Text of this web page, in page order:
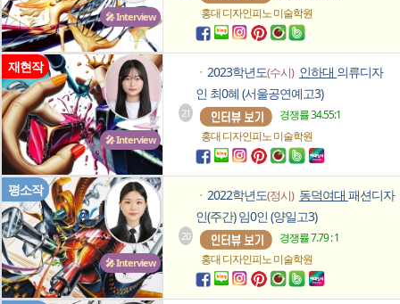
🎤 Interview
홍대 디자인피노미술학원
🎤 Interview
재현작
21
ㆍ 2023학년도(수시) 인하대 의류디자
인 최0혜 (서울공연예고3)
경쟁률 34.55:1
홍대 디자인피노미술학원
🎤 Interview
평소작
20
ㆍ 2022학년도(정시) 동덕여대 패션디자
인(주간) 임0인 (양일고3)
경쟁률 7.79 : 1
홍대 디자인피노미술학원